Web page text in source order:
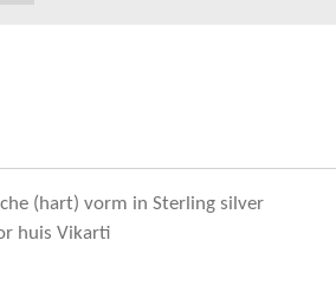
(hart) vorm in Sterling silver
huis Vikarti